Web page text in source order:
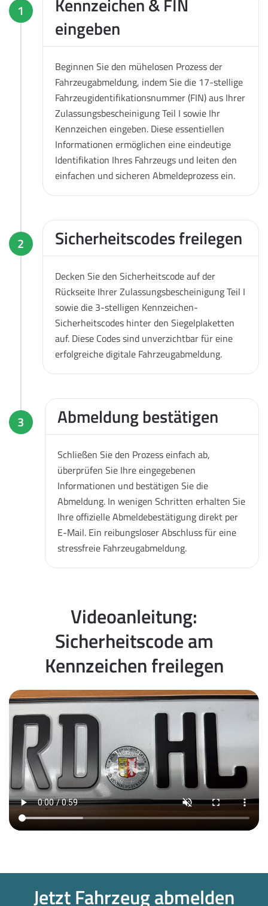
1
Kennzeichen & FIN
eingeben
Beginnen Sie den mühelosen Prozess der
Fahrzeugabmeldung, indem Sie die 17-stellige
Fahrzeugidentifikationsnummer (FIN) aus Ihrer
Zulassungsbescheinigung Teil I sowie Ihr
Kennzeichen eingeben. Diese essentiellen
Informationen ermöglichen eine eindeutige
Identifikation Ihres Fahrzeugs und leiten den
einfachen und sicheren Abmeldeprozess ein.
2 Sicherheitscodes freilegen
Decken Sie den Sicherheitscode auf der
Rückseite Ihrer Zulassungsbescheinigung Teil I
sowie die 3-stelligen Kennzeichen-
Sicherheitscodes hinter den Siegelplaketten
auf. Diese Codes sind unverzichtbar für eine
erfolgreiche digitale Fahrzeugabmeldung.
3 Abmeldung bestätigen
Schließen Sie den Prozess einfach ab,
überprüfen Sie Ihre eingegebenen
Informationen und bestätigen Sie die
Abmeldung. In wenigen Schritten erhalten Sie
Ihre offizielle Abmeldebestätigung direkt per
E-Mail. Ein reibungsloser Abschluss für eine
stressfreie Fahrzeugabmeldung.
Videoanleitung:
Sicherheitscode am
Kennzeichen freilegen
Jetzt Fahrzeug abmelden